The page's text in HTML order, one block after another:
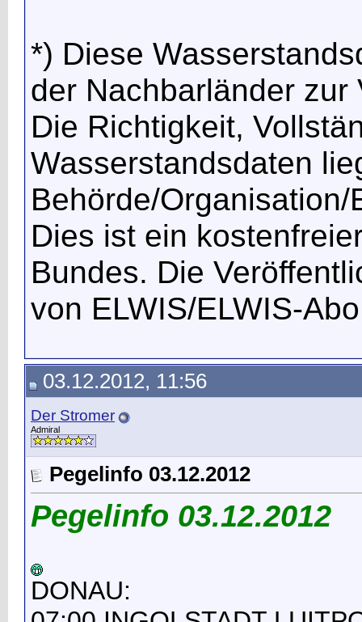
*) Diese
der Nachbarländer
Die Richtigkeit,
Wasserstandsdaten
Behörde/Organisation/
Dies ist ein
Bundes. Die
von ELWIS/ELWIS-
03.12.2012, 11:56
Der Stromer
Admiral
Pegelinfo 03.12.2012
Pegelinfo 03.12.2012
DONAU: